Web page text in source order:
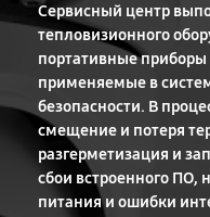
Сервисный центр
тепловизионного
портативные
применяемые в
безопасности. В
смещение и потеря
разгерметизация и
сбои встроенного ПО,
питания и ошибки